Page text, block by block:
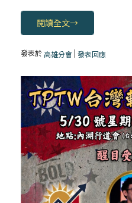
閱讀全文→
發表於高雄分會|發表回應